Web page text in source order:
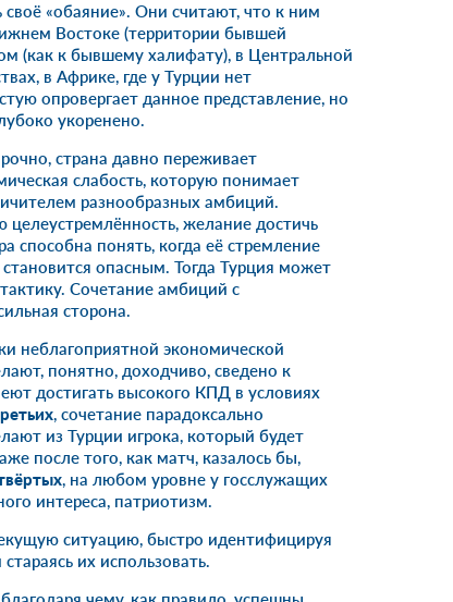
«обаяние». Они считают, что к ним
Востоке (территории бывшей
(как к бывшему халифату), в Центральной
в Африке, где у Турции нет
опровергает данное представление, но
укоренено.
страна давно переживает
слабость, которую понимает
разнообразных амбиций.
желание достичь
способна понять, когда её стремление
опасным. Тогда Турция может
Сочетание амбиций с
сторона.
неблагоприятной экономической
понятно, доходчиво, сведено к
достигать высокого КПД в условиях
, сочетание парадоксально
из Турции игрока, который будет
после того, как матч, казалось бы,
, на любом уровне у госслужащих
интереса, патриотизм.
ситуацию, быстро идентифицируя
их использовать.